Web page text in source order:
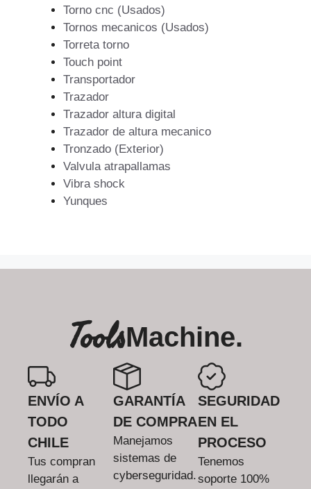
Torno cnc (Usados)
Tornos mecanicos (Usados)
Torreta torno
Touch point
Transportador
Trazador
Trazador altura digital
Trazador de altura mecanico
Tronzado (Exterior)
Valvula atrapallamas
Vibra shock
Yunques
ToolsMachine.
ENVÍO A
TODO
CHILE
Tus compran
llegarán a
GARANTÍA
DE COMPRA
Manejamos
sistemas de
cyberseguridad.
SEGURIDAD
EN EL
PROCESO
Tenemos
soporte 100%